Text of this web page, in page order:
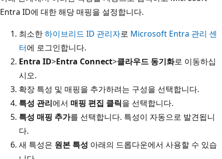
Entra ID에 대한 해당 매핑을 설정합니다.
최소한하이브리드 ID 관리자로 Microsoft Entra 관리 센
터에 로그인합니다.
Entra ID>Entra Connect>클라우드 동기화로 이동하십
시오.
확장 특성 및 매핑을 추가하려는 구성을 선택합니다.
특성 관리에서 매핑 편집 클릭을 선택합니다.
특성 매핑 추가를 선택합니다. 특성이 자동으로 발견됩니
다.
새 특성은 원본 특성 아래의 드롭다운에서 사용할 수 있습